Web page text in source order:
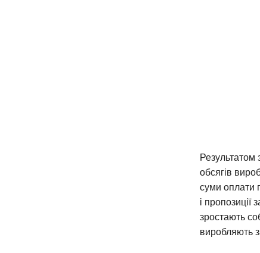
Результатом
обсягів
суми оплати
і пропозиції
зростають
виробляють